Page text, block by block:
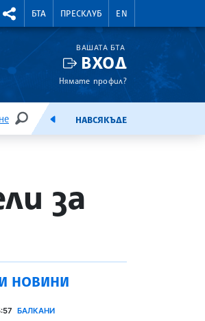
RIGHTMENU.SOCIAL
БТА ПРЕСКЛУБ EN
ВАШАТА БТА
ВХОД
Нямате профил?
ТЪРСЕНЕЕМИСИЯНАВСЯКЪДЕ
за
НОВИНИ
БАЛКАНИ